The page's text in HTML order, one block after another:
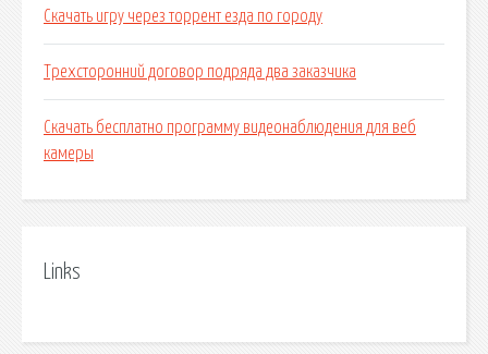
Скачать игру через торрент езда по городу
Трехсторонний договор подряда два заказчика
Скачать бесплатно программу видеонаблюдения для веб
камеры
Links